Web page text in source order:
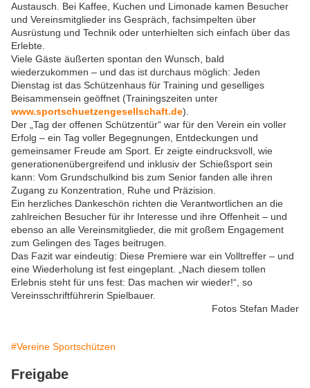
Austausch. Bei Kaffee, Kuchen und Limonade kamen Besucher
und Vereinsmitglieder ins Gespräch, fachsimpelten über
Ausrüstung und Technik oder unterhielten sich einfach über das
Erlebte.
Viele Gäste äußerten spontan den Wunsch, bald
wiederzukommen – und das ist durchaus möglich: Jeden
Dienstag ist das Schützenhaus für Training und geselliges
Beisammensein geöffnet (Trainingszeiten unter
www.sportschuetzengesellschaft.de).
Der „Tag der offenen Schützentür“ war für den Verein ein voller
Erfolg – ein Tag voller Begegnungen, Entdeckungen und
gemeinsamer Freude am Sport. Er zeigte eindrucksvoll, wie
generationenübergreifend und inklusiv der Schießsport sein
kann: Vom Grundschulkind bis zum Senior fanden alle ihren
Zugang zu Konzentration, Ruhe und Präzision.
Ein herzliches Dankeschön richten die Verantwortlichen an die
zahlreichen Besucher für ihr Interesse und ihre Offenheit – und
ebenso an alle Vereinsmitglieder, die mit großem Engagement
zum Gelingen des Tages beitrugen.
Das Fazit war eindeutig: Diese Premiere war ein Volltreffer – und
eine Wiederholung ist fest eingeplant. „Nach diesem tollen
Erlebnis steht für uns fest: Das machen wir wieder!“, so
Vereinsschriftführerin Spielbauer.
Fotos Stefan Mader
#Vereine Sportschützen
Freigabe